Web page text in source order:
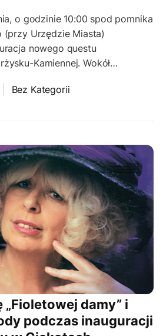
o godzinie 10:00 spod pomnika
(przy Urzędzie Miasta)
nowego questu
Kamiennej. Wokół…
Bez Kategorii
damy” i
podczas inauguracji